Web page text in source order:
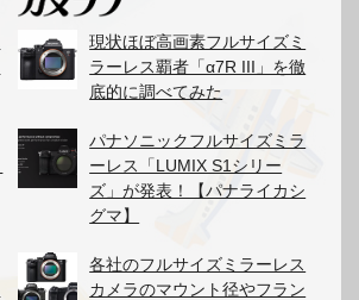
現状ほぼ高画素フルサイズミ
ラーレス覇者「α7R III」を徹
底的に調べてみた
パナソニックフルサイズミラ
ーレス「LUMIX S1シリー
ズ」が発表！【パナライカシ
グマ】
各社のフルサイズミラーレス
カメラのマウント径やフラン